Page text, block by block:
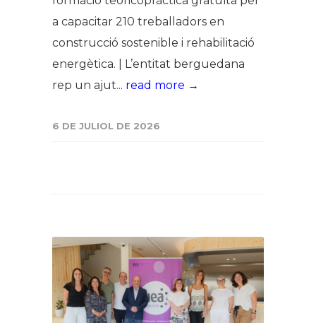
a capacitar 210 treballadors en
construcció sostenible i rehabilitació
energètica. | L’entitat berguedana
rep un ajut... read more →
6 DE JULIOL DE 2026